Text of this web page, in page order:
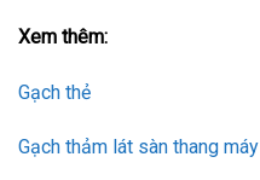
Xem thêm:
Gạch thẻ
Gạch thảm lát sàn thang máy